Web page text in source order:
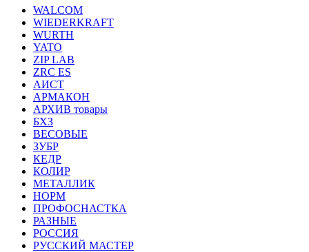
WALCOM
WIEDERKRAFT
WURTH
YATO
ZIP LAB
ZRC ES
АИСТ
АРМАКОН
АРХИВ товары
БХЗ
ВЕСОВЫЕ
ЗУБР
КЕДР
КОЛИР
МЕТАЛЛИК
НОРМ
ПРОФОСНАСТКА
РАЗНЫЕ
РОССИЯ
РУССКИЙ МАСТЕР